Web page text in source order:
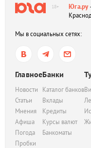
18+ Юга.ру
Мы в социальных сетях:
Главное
Новости
Статьи
Мнения
Афиша
Погода
Пробки
Банки
Каталог банков
Вклады
Кредиты
Курсы валют
Банкоматы